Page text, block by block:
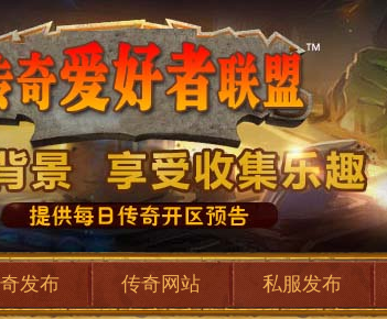
发布 传奇网站 私服发布